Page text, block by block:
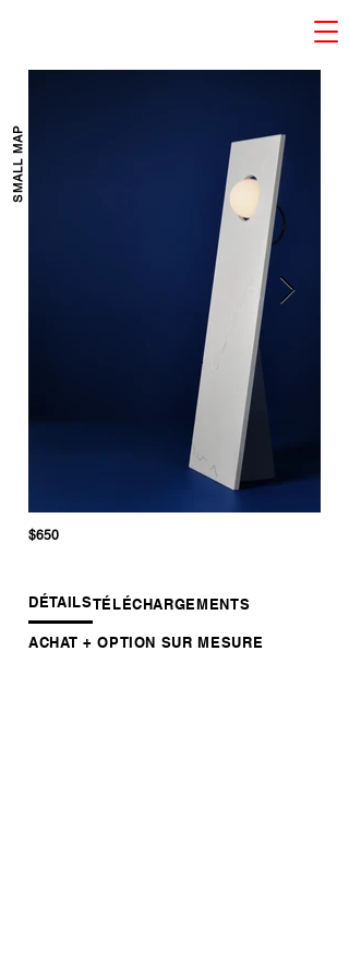
SMALL MAP
$650
DÉTAILSTÉLÉCHARGEMENTS
ACHAT + OPTION SUR MESURE